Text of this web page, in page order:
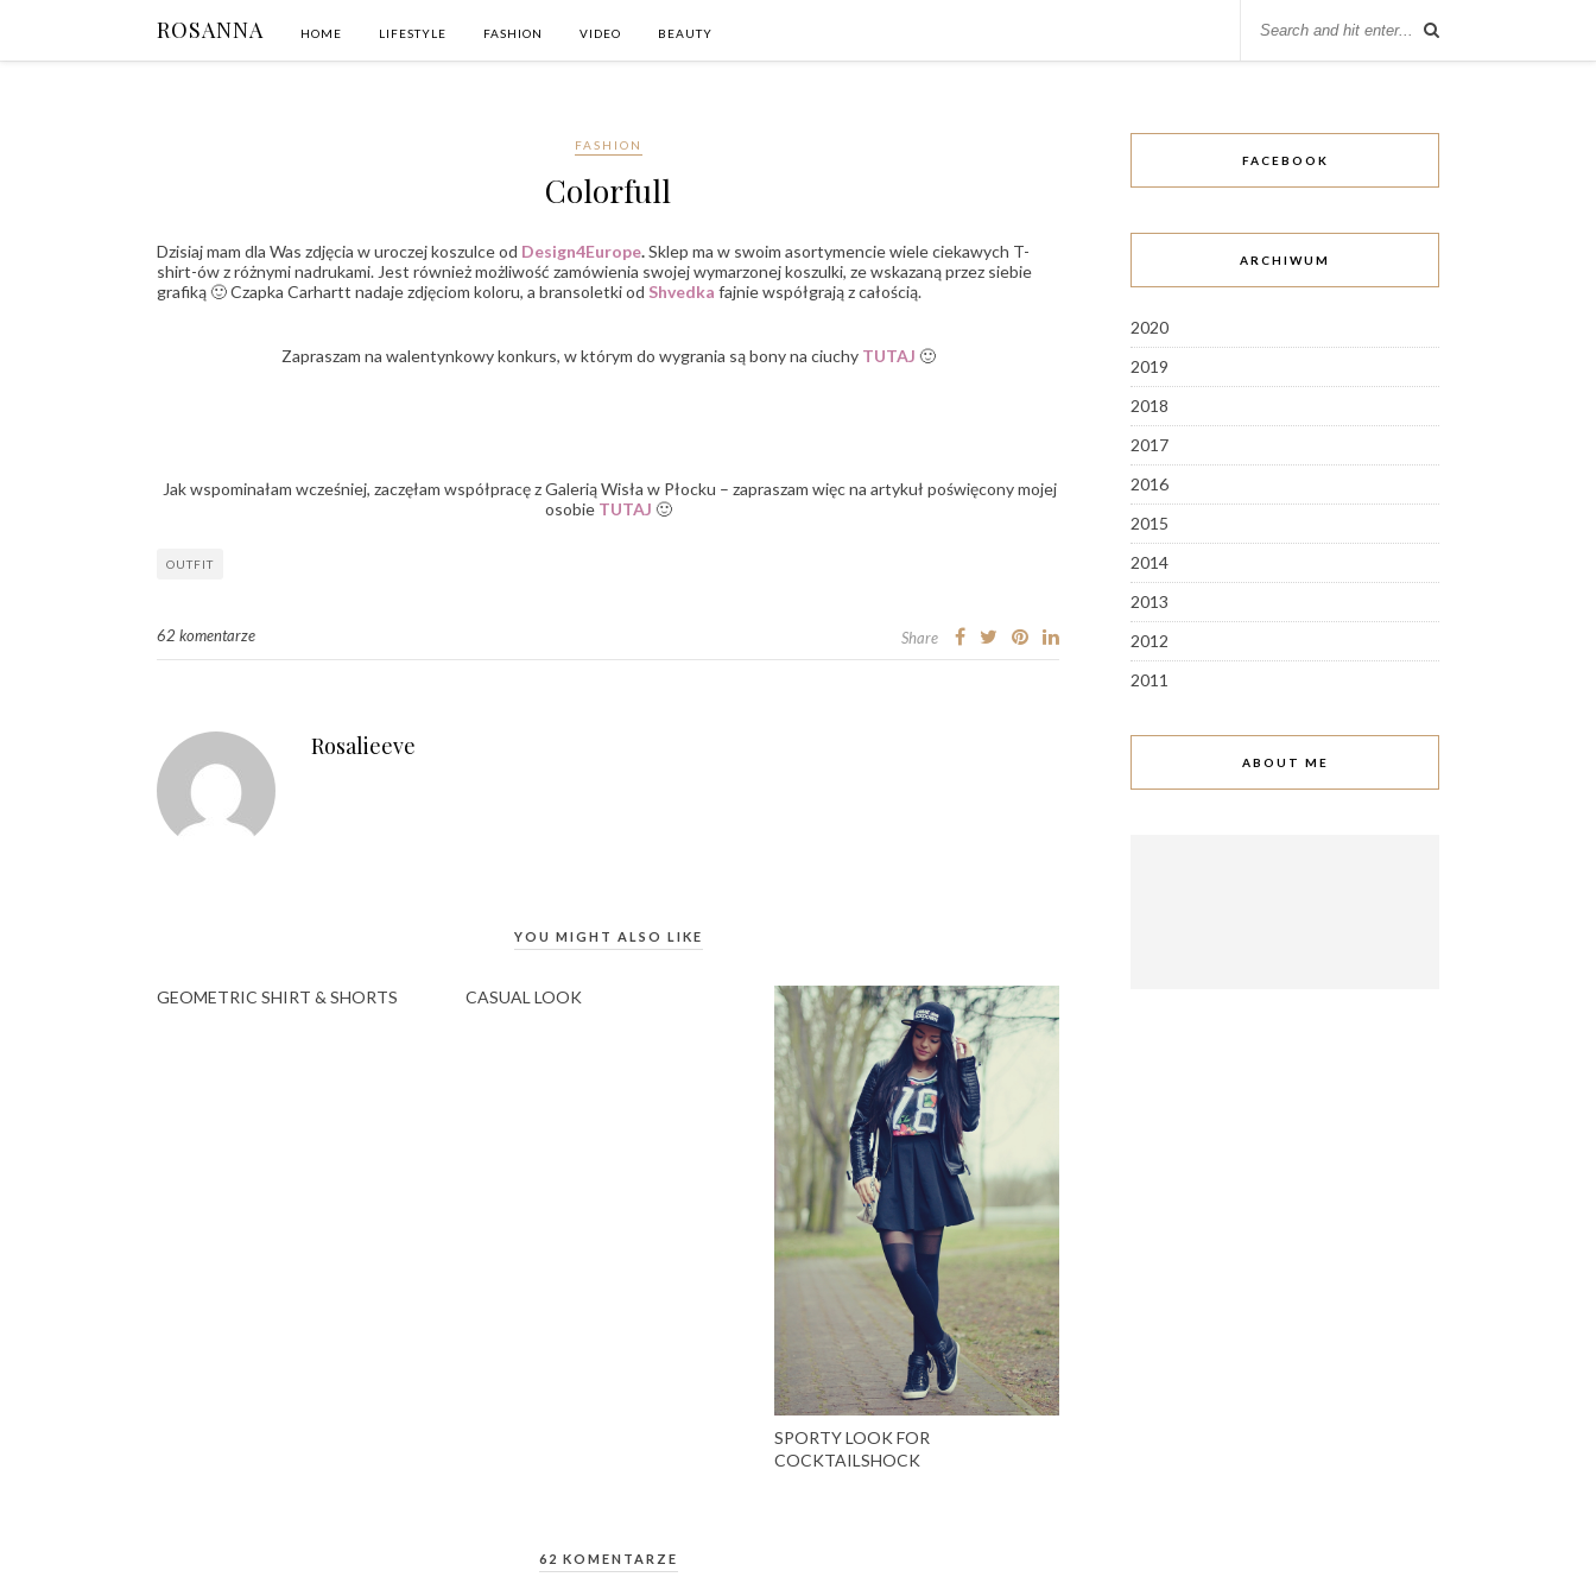
ROSANNA HOME LIFESTYLE FASHION VIDEO BEAUTY
FASHION
Colorfull
Dzisiaj mam dla Was zdjęcia w uroczej koszulce od Design4Europe.Sklep ma w swoim asortymencie wiele ciekawych T-
shirt-ów z różnymi nadrukami. Jest również możliwość zamówienia swojej wymarzonej koszulki, ze wskazaną przez siebie
grafiką 🙂 Czapka Carhartt nadaje zdjęciom koloru, a bransoletki od Shvedka fajnie współgrają z całością.
Zapraszam na walentynkowy konkurs, w którym do wygrania są bony na ciuchy TUTAJ 🙂
Jak wspominałam wcześniej, zaczęłam współpracę z Galerią Wisła w Płocku – zapraszam więc na artykuł poświęcony mojej
osobie TUTAJ 🙂
OUTFIT
62 komentarze Share
Rosalieeve
YOU MIGHT ALSO LIKE
GEOMETRIC SHIRT & SHORTS CASUAL LOOK
SPORTY LOOK FOR
COCKTAILSHOCK
62 KOMENTARZE
FACEBOOK
ARCHIWUM
2020
2019
2018
2017
2016
2015
2014
2013
2012
2011
ABOUT ME